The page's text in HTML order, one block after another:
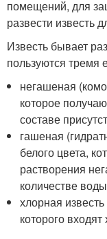
помещений, для
развести известь
Известь бывает
пользуются тремя
негашеная
которое
составе
гашеная
белого цвета,
растворения
количестве
хлорная
которого